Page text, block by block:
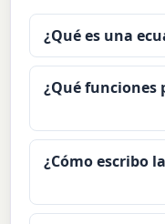
¿Qué es una
¿Qué funciones
¿Cómo escribo